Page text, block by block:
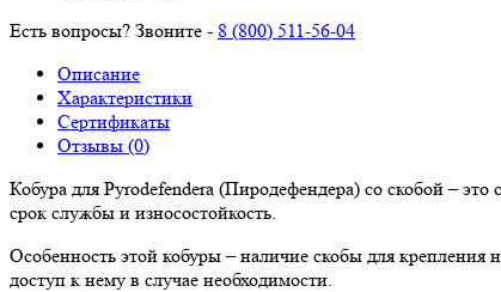
Есть вопросы? Звоните - 8 (800) 511-56-04
Описание
Характеристики
Сертификаты
Отзывы (0)
Кобура для Pyrodefendera (Пиродефендера) со скобой –
срок службы и износостойкость.
Особенность этой кобуры – наличие скобы для крепления
доступ к нему в случае необходимости.